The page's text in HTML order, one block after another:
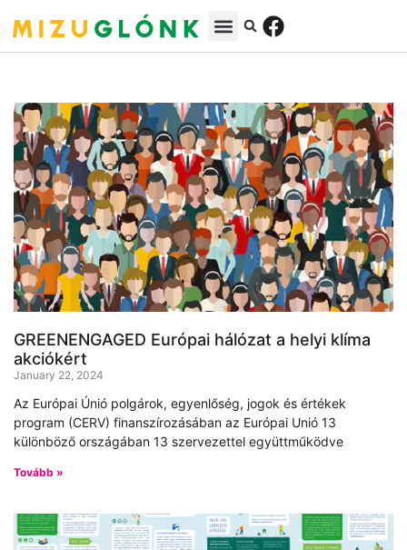
GREENENGAGED Európai hálózat a helyi klíma
akciókért
January 22, 2024
Az Európai Únió polgárok, egyenlőség, jogok és értékek
program (CERV) finanszírozásában az Európai Unió 13
különböző országában 13 szervezettel együttműködve
Tovább »